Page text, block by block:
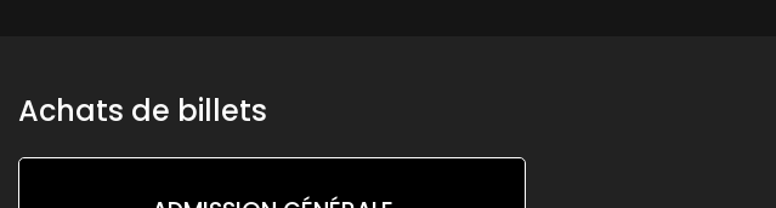
Achats de billets